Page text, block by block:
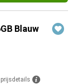
Blauw
prijsdetails